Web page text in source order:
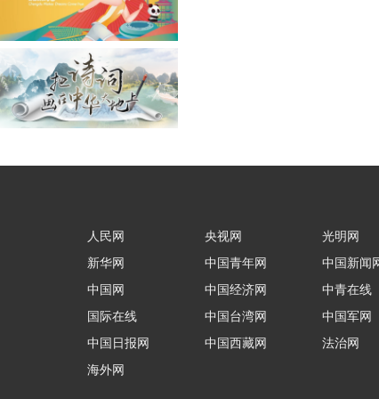
人民网
新华网
中国网
国际在线
中国日报网
海外网
央视网
中国青年网
中国经济网
中国台湾网
中国西藏网
光明网
中国新闻
中青在线
中国军网
法治网